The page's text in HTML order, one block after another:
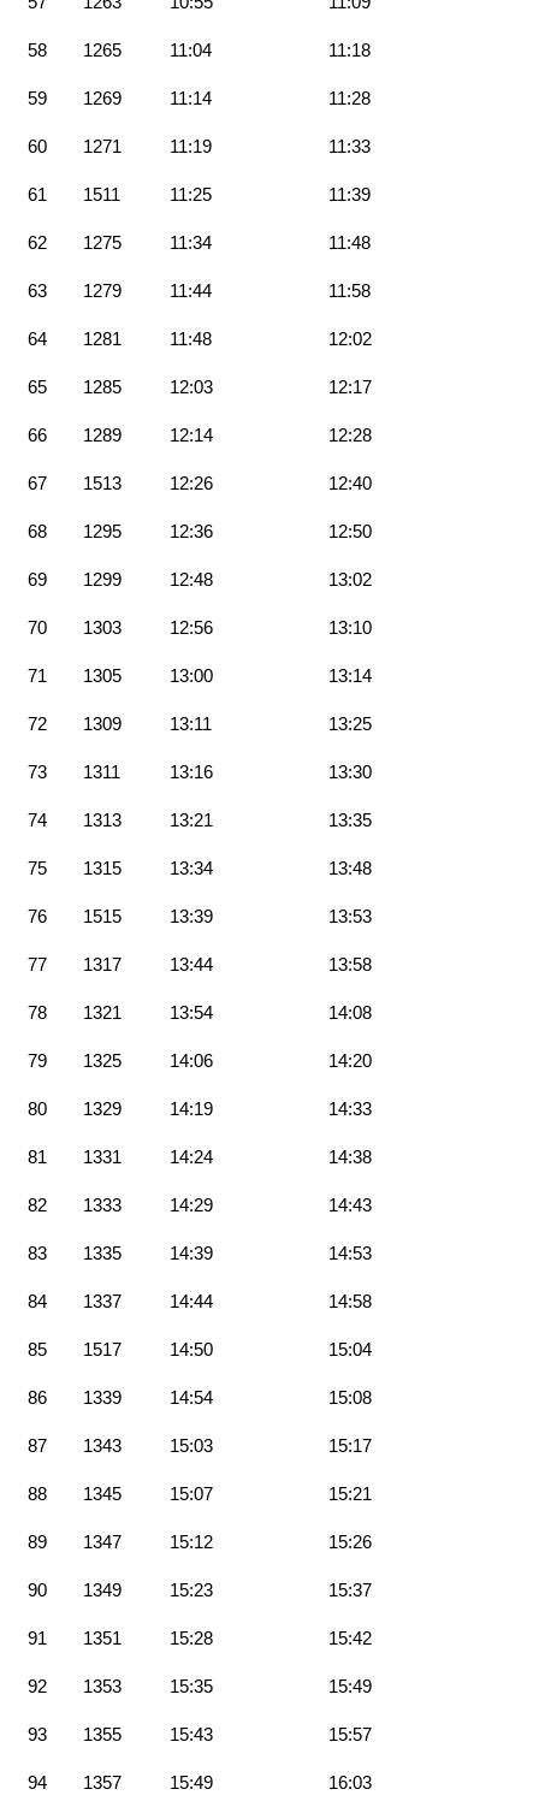
58 1265 11:04 11:18
59 1269 11:14 11:28
60 1271 11:19 11:33
61 1511 11:25 11:39
62 1275 11:34 11:48
63 1279 11:44 11:58
64 1281 11:48 12:02
65 1285 12:03 12:17
66 1289 12:14 12:28
67 1513 12:26 12:40
68 1295 12:36 12:50
69 1299 12:48 13:02
70 1303 12:56 13:10
71 1305 13:00 13:14
72 1309 13:11 13:25
73 1311 13:16 13:30
74 1313 13:21 13:35
75 1315 13:34 13:48
76 1515 13:39 13:53
77 1317 13:44 13:58
78 1321 13:54 14:08
79 1325 14:06 14:20
80 1329 14:19 14:33
81 1331 14:24 14:38
82 1333 14:29 14:43
83 1335 14:39 14:53
84 1337 14:44 14:58
85 1517 14:50 15:04
86 1339 14:54 15:08
87 1343 15:03 15:17
88 1345 15:07 15:21
89 1347 15:12 15:26
90 1349 15:23 15:37
91 1351 15:28 15:42
92 1353 15:35 15:49
93 1355 15:43 15:57
94 1357 15:49 16:03